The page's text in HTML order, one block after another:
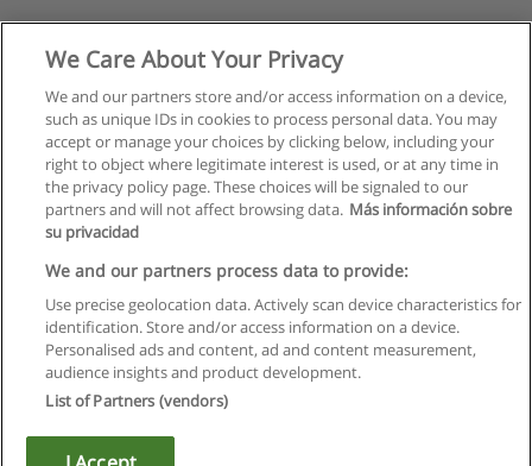
Suivant
Page1de2
Règles d'utilisation
Confidentialité des données
Contacter Educaedu
Copyright © Educaedu Business S.L. - CIF : B-95610580: -
We Care About Your Privacy
We and our partners store and/or access information on a device,
such as unique IDs in cookies to process personal data. You may
accept or manage your choices by clicking below, including your
right to object where legitimate interest is used, or at any time in
the privacy policy page. These choices will be signaled to our
partners and will not affect browsing data. Más información sobre
su privacidad
We and our partners process data to provide:
Use precise geolocation data. Actively scan device characteristics for
identification. Store and/or access information on a device.
Personalised ads and content, ad and content measurement,
audience insights and product development.
List of Partners (vendors)